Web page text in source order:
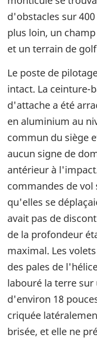
d'obstacles sur
plus loin, un
et un terrain de
Le poste de
intact. La ceinture-
d'attache a été
en aluminium au
commun du siège
aucun signe de
antérieur à
commandes de vol
qu'elles se
avait pas de
de la profondeur
maximal. Les
des pales de
labouré la terre
d'environ 18
criquée
brisée, et elle ne